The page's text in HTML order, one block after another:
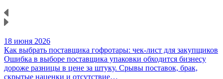
18 июня 2026
Как выбрать поставщика гофротары: чек-лист для закупщиков
Ошибка в выборе поставщика упаковки обходится бизнесу
дороже разницы в цене за штуку. Срывы поставок, брак,
скрытые наценки и отсутствие…